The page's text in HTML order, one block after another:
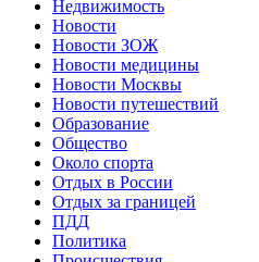
Недвижимость
Новости
Новости ЗОЖ
Новости медицины
Новости Москвы
Новости путешествий
Образование
Общество
Около спорта
Отдых в России
Отдых за границей
ПДД
Политика